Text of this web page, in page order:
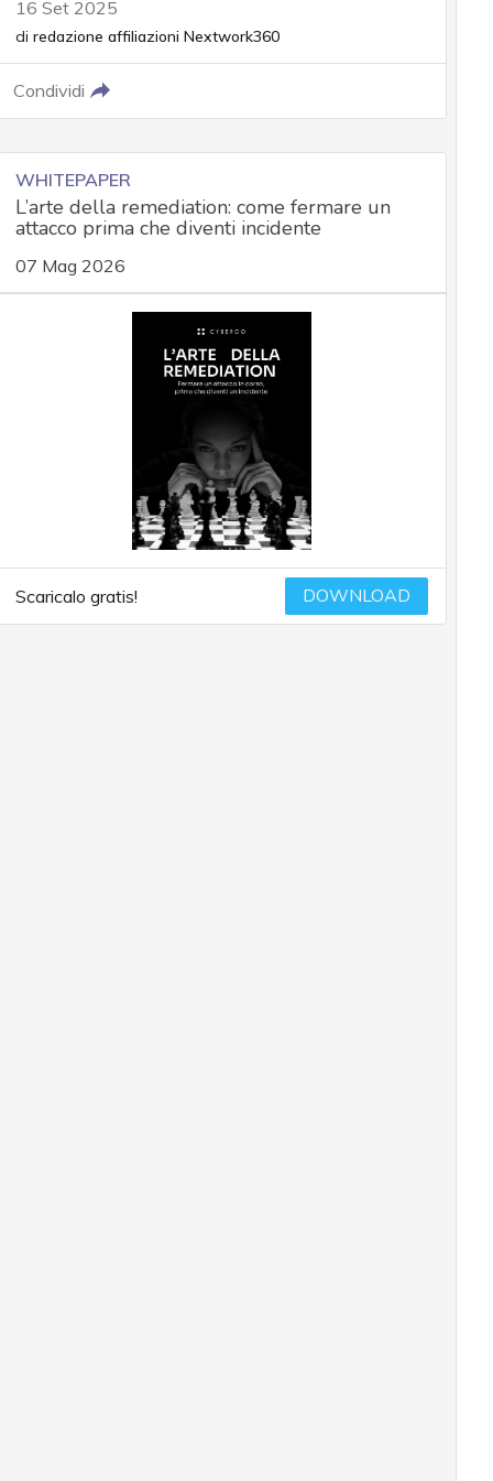
16 Set 2025
di redazione affiliazioni Nextwork360
Condividi
WHITEPAPER
L’arte della remediation: come fermare un
attacco prima che diventi incidente
07 Mag 2026
Scaricalo gratis! DOWNLOAD